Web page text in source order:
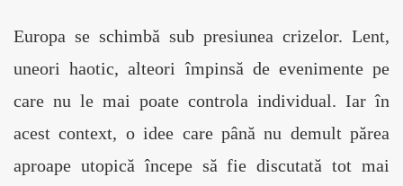
Europa se schimbă sub presiunea crizelor. Lent,
uneori haotic, alteori împinsă de evenimente pe
care nu le mai poate controla individual. Iar în
acest context, o idee care până nu demult părea
aproape utopică începe să fie discutată tot mai